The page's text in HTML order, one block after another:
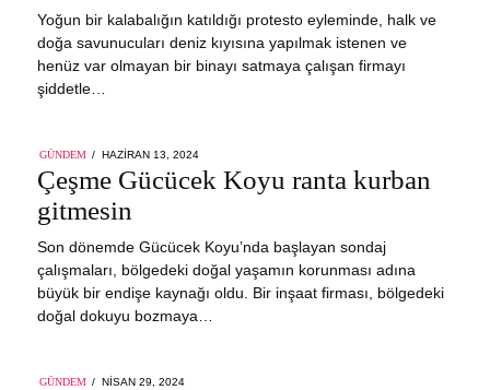
Yoğun bir kalabalığın katıldığı protesto eyleminde, halk ve
doğa savunucuları deniz kıyısına yapılmak istenen ve
henüz var olmayan bir binayı satmaya çalışan firmayı
şiddetle…
GÜNDEM
POSTED
HAZIRAN 13, 2024
13,
2024
Çeşme Gücücek Koyu ranta kurban
gitmesin
Son dönemde Gücücek Koyu’nda başlayan sondaj
çalışmaları, bölgedeki doğal yaşamın korunması adına
büyük bir endişe kaynağı oldu. Bir inşaat firması, bölgedeki
doğal dokuyu bozmaya…
GÜNDEM
POSTED
NISAN 29, 2024